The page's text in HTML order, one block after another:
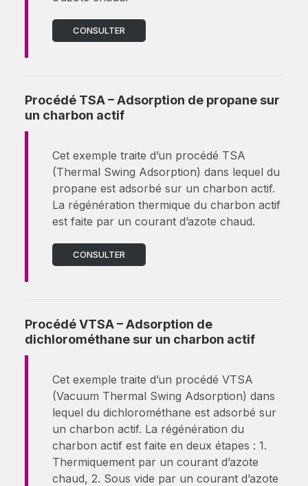
CONSULTER
Procédé TSA – Adsorption de propane sur
un charbon actif
Cet exemple traite d’un procédé TSA
(Thermal Swing Adsorption) dans lequel du
propane est adsorbé sur un charbon actif.
La régénération thermique du charbon actif
est faite par un courant d’azote chaud.
CONSULTER
Procédé VTSA – Adsorption de
dichlorométhane sur un charbon actif
Cet exemple traite d’un procédé VTSA
(Vacuum Thermal Swing Adsorption) dans
lequel du dichlorométhane est adsorbé sur
un charbon actif. La régénération du
charbon actif est faite en deux étapes : 1.
Thermiquement par un courant d’azote
chaud, 2. Sous vide par un courant d’azote